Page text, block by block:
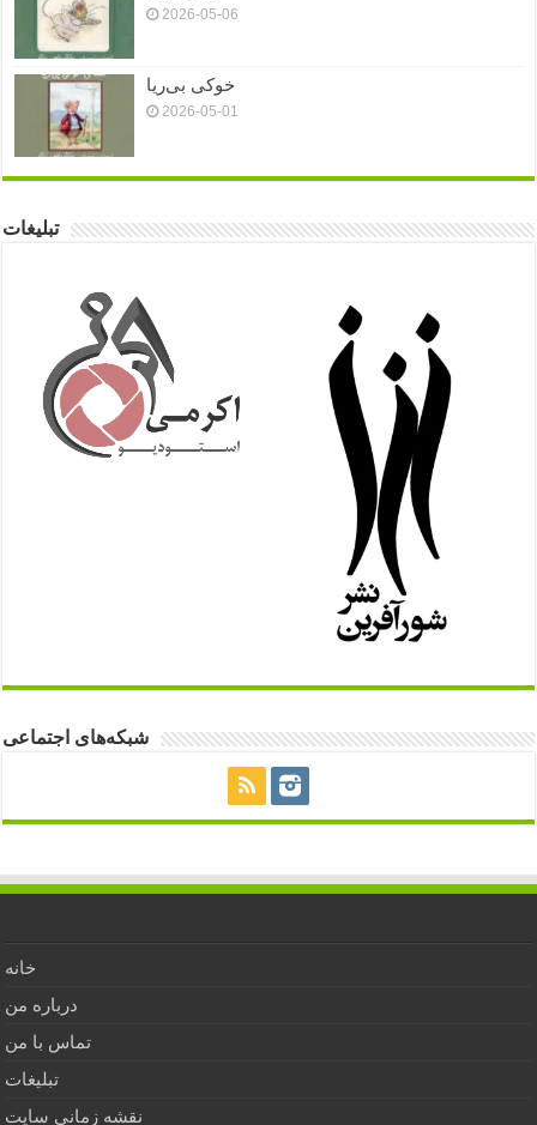
2026-05-06
خوکی بی‌ریا
2026-05-01
تبلیغات
شبکه‌های اجتماعی
خانه
درباره من
تماس با من
تبلیغات
نقشه زمانی سایت